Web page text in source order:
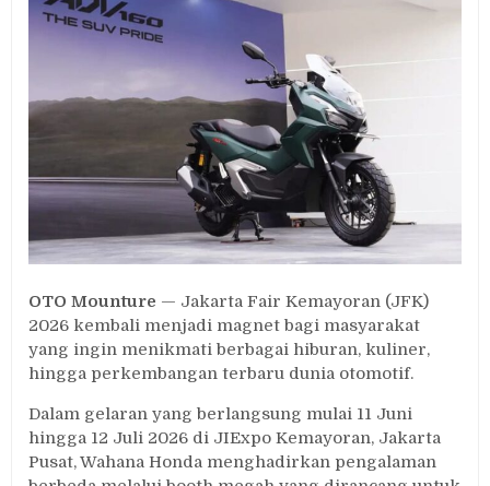
Megah
dan
Promo
Menarik
di
Jakarta
Kemayoran
2026
OTO Mounture — Jakarta Fair Kemayoran (JFK)
2026 kembali menjadi magnet bagi masyarakat
yang ingin menikmati berbagai hiburan, kuliner,
hingga perkembangan terbaru dunia otomotif.
Dalam gelaran yang berlangsung mulai 11 Juni
hingga 12 Juli 2026 di JIExpo Kemayoran, Jakarta
Pusat, Wahana Honda menghadirkan pengalaman